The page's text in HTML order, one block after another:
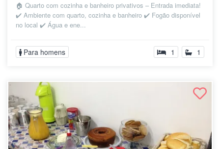
🏠 Quarto com cozinha e banheiro privativos – Entrada imediata!
✔️ Ambiente com quarto, cozinha e banheiro ✔️ Fogão disponível
no local ✔️ Água e ene...
Para homens 1 1